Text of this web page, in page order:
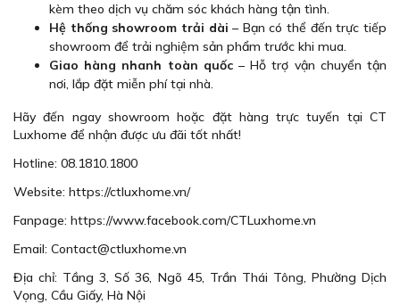
kèm theo dịch vụ chăm sóc khách hàng tận tình.
Hệ thống showroom trải dài– Bạn có thể đến trực tiếp
showroom để trải nghiệm sản phẩm trước khi mua.
Giao hàng nhanh toàn quốc – Hỗ trợ vận chuyển tận
nơi, lắp đặt miễn phí tại nhà.
Hãy đến ngay showroom hoặc đặt hàng trực tuyến tại CT
Luxhome để nhận được ưu đãi tốt nhất!
Hotline: 08.1810.1800
Website: https://ctluxhome.vn/
Fanpage: https://www.facebook.com/CTLuxhome.vn
Email: Contact@ctluxhome.vn
Địa chỉ: Tầng 3, Số 36, Ngõ 45, Trần Thái Tông, Phường Dịch
Vọng, Cầu Giấy, Hà Nội